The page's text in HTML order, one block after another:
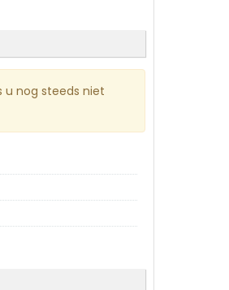
u nog steeds niet